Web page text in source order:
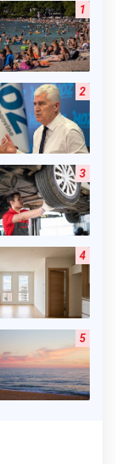
1
2
3
4
5